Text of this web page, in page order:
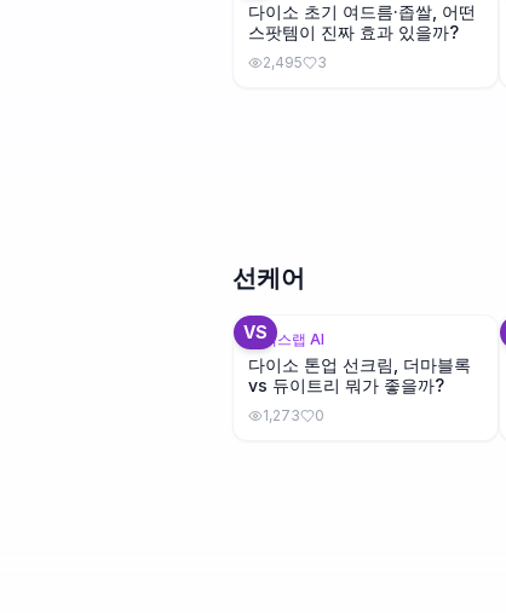
다이소 초기 여드름·좁쌀, 어떤
스팟템이 진짜 효과 있을까?
2,495 3
선케어
VS
뷰틱스랩 AI
다이소 톤업 선크림, 더마블록
vs 듀이트리 뭐가 좋을까?
1,273 0